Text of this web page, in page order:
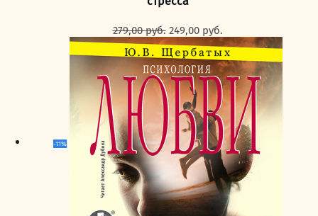
279,00руб. Первоначальная
цена
составляла
279,00 руб..
249,00 руб.
цена:
249,00 руб..
-11%